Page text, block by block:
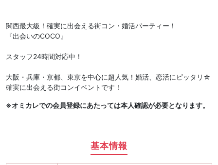
関西最大級！確実に出会える街コン・婚活パーティー！
『出会いのCOCO』
スタッフ24時間対応中！
大阪・兵庫・京都、東京を中心に超人気！婚活、恋活にピッタリ☆
確実に出会える街コンイベントです！
※オミカレでの会員登録にあたっては本人確認が必要となります。
基本情報